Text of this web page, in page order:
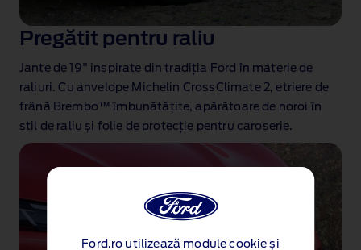
Ford.ro utilizează module cookie și
Pregătit pentru raliu
Jante de 19" inspirate din tradiția Ford în materie de
raliuri. Cu anvelope Michelin CrossClimate 2, etriere de
frână Brembo™ îmbunătățite, apărătoare de noroi în
stil de raliu și folie de protecție pentru caroserie.